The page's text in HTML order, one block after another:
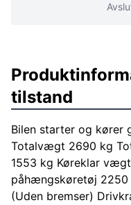
tilstand
Bilen starter og kører
Totalvægt 2690 kg
1553 kg Køreklar
påhængskøretøj 2250
(Uden bremser)